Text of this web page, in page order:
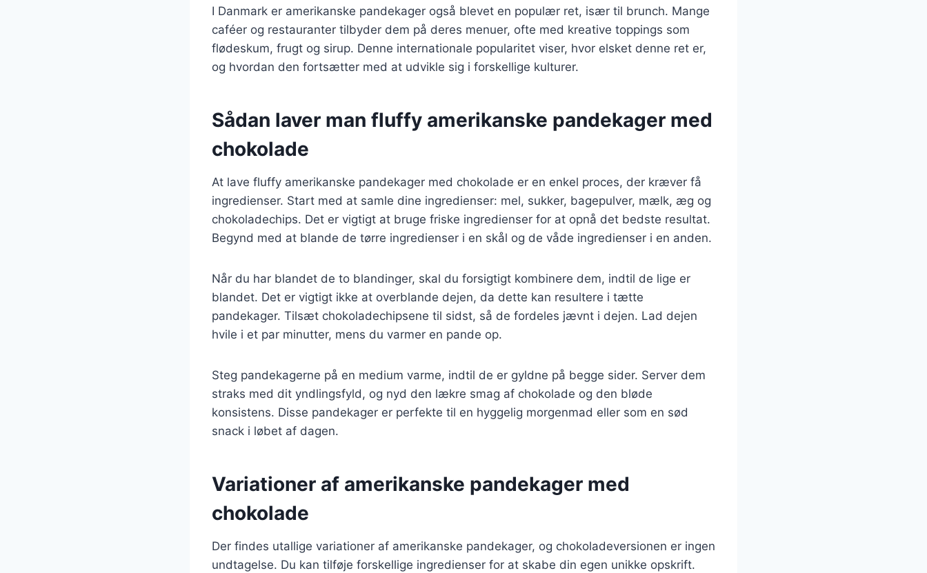
I Danmark er amerikanske pandekager også blevet en populær ret, især til brunch. Mange
caféer og restauranter tilbyder dem på deres menuer, ofte med kreative toppings som
flødeskum, frugt og sirup. Denne internationale popularitet viser, hvor elsket denne ret er,
og hvordan den fortsætter med at udvikle sig i forskellige kulturer.
Sådan laver man fluffy amerikanske pandekager med
chokolade
At lave fluffy amerikanske pandekager med chokolade er en enkel proces, der kræver få
ingredienser. Start med at samle dine ingredienser: mel, sukker, bagepulver, mælk, æg og
chokoladechips. Det er vigtigt at bruge friske ingredienser for at opnå det bedste resultat.
Begynd med at blande de tørre ingredienser i en skål og de våde ingredienser i en anden.
Når du har blandet de to blandinger, skal du forsigtigt kombinere dem, indtil de lige er
blandet. Det er vigtigt ikke at overblande dejen, da dette kan resultere i tætte
pandekager. Tilsæt chokoladechipsene til sidst, så de fordeles jævnt i dejen. Lad dejen
hvile i et par minutter, mens du varmer en pande op.
Steg pandekagerne på en medium varme, indtil de er gyldne på begge sider. Server dem
straks med dit yndlingsfyld, og nyd den lækre smag af chokolade og den bløde
konsistens. Disse pandekager er perfekte til en hyggelig morgenmad eller som en sød
snack i løbet af dagen.
Variationer af amerikanske pandekager med
chokolade
Der findes utallige variationer af amerikanske pandekager, og chokoladeversionen er ingen
undtagelse. Du kan tilføje forskellige ingredienser for at skabe din egen unikke opskrift.